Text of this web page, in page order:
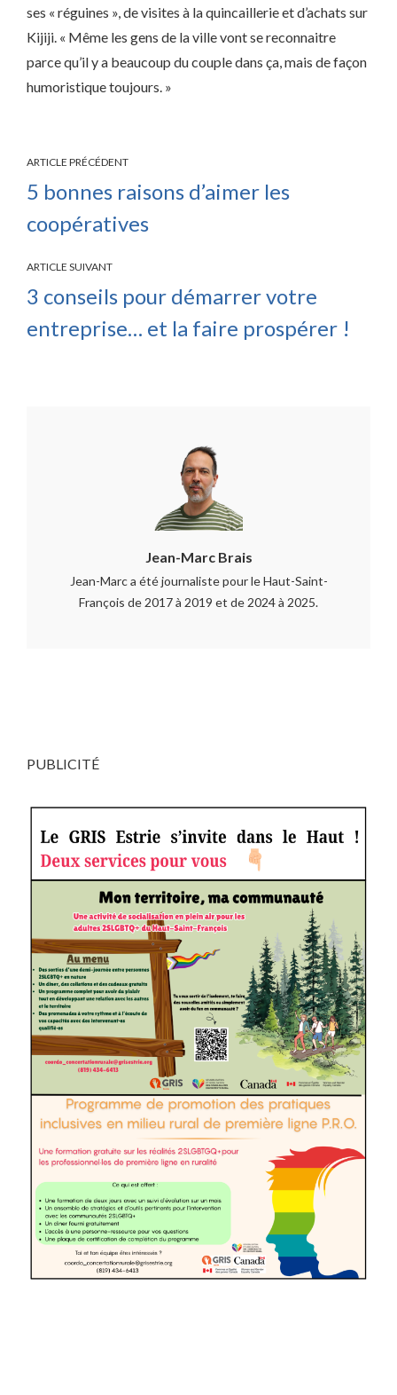
ses « réguines », de visites à la quincaillerie et d’achats sur
Kijiji. « Même les gens de la ville vont se reconnaitre
parce qu’il y a beaucoup du couple dans ça, mais de façon
humoristique toujours. »
ARTICLE PRÉCÉDENT
5 bonnes raisons d’aimer les
coopératives
ARTICLE SUIVANT
3 conseils pour démarrer votre
entreprise… et la faire prospérer !
Jean-Marc Brais
Jean-Marc a été journaliste pour le Haut-Saint-
François de 2017 à 2019 et de 2024 à 2025.
PUBLICITÉ